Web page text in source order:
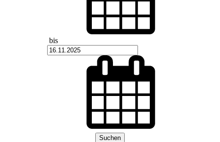
bis
Suchen